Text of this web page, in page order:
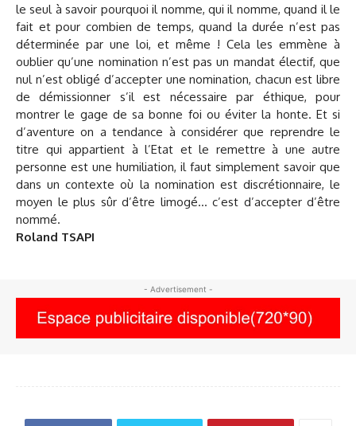
le seul à savoir pourquoi il nomme, qui il nomme, quand il le
fait et pour combien de temps, quand la durée n’est pas
déterminée par une loi, et même ! Cela les emmène à
oublier qu’une nomination n’est pas un mandat électif, que
nul n’est obligé d’accepter une nomination, chacun est libre
de démissionner s’il est nécessaire par éthique, pour
montrer le gage de sa bonne foi ou éviter la honte. Et si
d’aventure on a tendance à considérer que reprendre le
titre qui appartient à l’Etat et le remettre à une autre
personne est une humiliation, il faut simplement savoir que
dans un contexte où la nomination est discrétionnaire, le
moyen le plus sûr d’être limogé… c’est d’accepter d’être
nommé.
Roland TSAPI
- Advertisement -